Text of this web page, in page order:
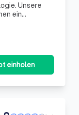
Unsere
ein
einholen